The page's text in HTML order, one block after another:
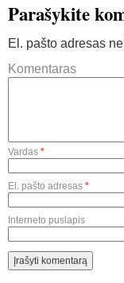
Parašykite
El. pašto adresas
Komentaras
Vardas *
El. pašto adresas *
Interneto puslapis